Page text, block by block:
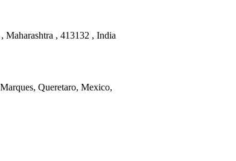
, 413132 , India
Queretaro, Mexico,